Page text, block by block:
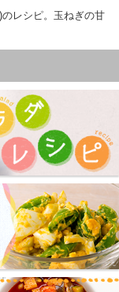
レシピ。玉ねぎの甘